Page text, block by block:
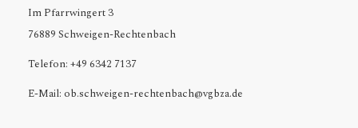
Im Pfarrwingert 3
76889 Schweigen-Rechtenbach
Telefon: +49 6342 7137
E-Mail: ob.schweigen-rechtenbach@vgbza.de